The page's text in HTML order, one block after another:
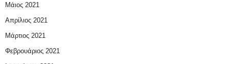
Μάιος 2021
Απρίλιος 2021
Μάρτιος 2021
Φεβρουάριος 2021